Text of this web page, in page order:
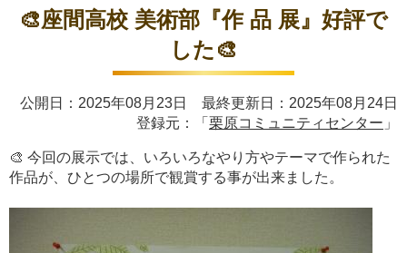
🎨座間高校 美術部『作 品 展』好評で
した🎨
公開日：2025年08月23日 最終更新日：2025年08月24日
登録元：「 栗原コミュニティセンター 」
🎨 今回の展示では、いろいろなやり方やテーマで作られた
作品が、ひとつの場所で観賞する事が出来ました。